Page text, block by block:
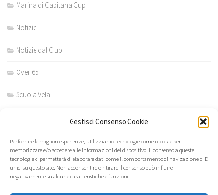
Gestisci Consenso Cookie
Per fornire le migliori esperienze, utilizziamo tecnologie come i cookie per
memorizzare e/o accedere alle informazioni del dispositivo. Il consenso a queste
tecnologie ci permetterà di elaborare dati come il comportamento di navigazione o ID
unici su questo sito. Non acconsentire o ritirare il consenso può influire
negativamente su alcune caratteristiche e funzioni.
Marina di Capitana Cup
Notizie
Notizie dal Club
Over 65
Scuola Vela
Scuola vela invernale